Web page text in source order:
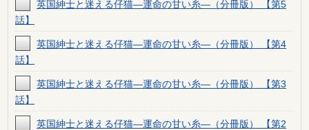
英国紳士と迷える仔猫―運命の甘い糸―（分冊版） 【第5
話】
英国紳士と迷える仔猫―運命の甘い糸―（分冊版） 【第4
話】
英国紳士と迷える仔猫―運命の甘い糸―（分冊版） 【第3
話】
英国紳士と迷える仔猫―運命の甘い糸―（分冊版） 【第2